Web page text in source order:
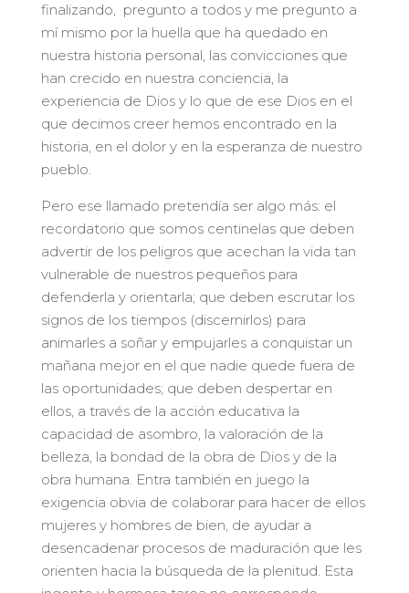
finalizando, pregunto a todos y me pregunto a
mí mismo por la huella que ha quedado en
nuestra historia personal, las convicciones que
han crecido en nuestra conciencia, la
experiencia de Dios y lo que de ese Dios en el
que decimos creer hemos encontrado en la
historia, en el dolor y en la esperanza de nuestro
pueblo.
Pero ese llamado pretendía ser algo más: el
recordatorio que somos centinelas que deben
advertir de los peligros que acechan la vida tan
vulnerable de nuestros pequeños para
defenderla y orientarla; que deben escrutar los
signos de los tiempos (discernirlos) para
animarles a soñar y empujarles a conquistar un
mañana mejor en el que nadie quede fuera de
las oportunidades; que deben despertar en
ellos, a través de la acción educativa la
capacidad de asombro, la valoración de la
belleza, la bondad de la obra de Dios y de la
obra humana. Entra también en juego la
exigencia obvia de colaborar para hacer de ellos
mujeres y hombres de bien, de ayudar a
desencadenar procesos de maduración que les
orienten hacia la búsqueda de la plenitud. Esta